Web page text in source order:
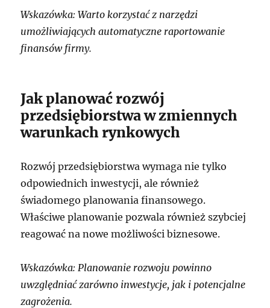
Wskazówka: Warto korzystać z narzędzi
umożliwiających automatyczne raportowanie
finansów firmy.
Jak planować rozwój
przedsiębiorstwa w zmiennych
warunkach rynkowych
Rozwój przedsiębiorstwa wymaga nie tylko
odpowiednich inwestycji, ale również
świadomego planowania finansowego.
Właściwe planowanie pozwala również szybciej
reagować na nowe możliwości biznesowe.
Wskazówka: Planowanie rozwoju powinno
uwzględniać zarówno inwestycje, jak i potencjalne
zagrożenia.